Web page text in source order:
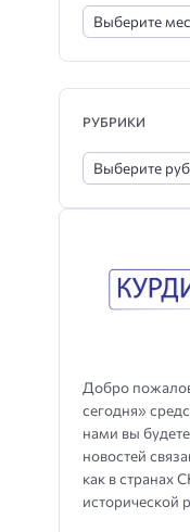
Добро
сегодня»
нами вы будете
новостей
как в странах
исторической
РУБРИКИ